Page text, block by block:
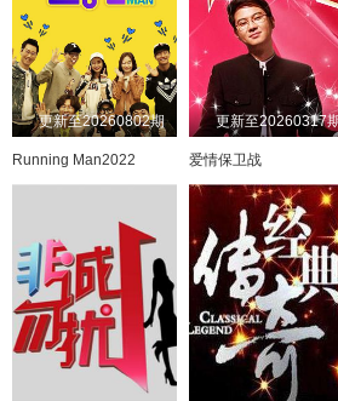
更新至20260802期
Running Man2022
更新至20260317
爱情保卫战